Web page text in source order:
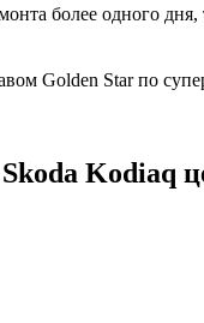
более одного
Golden Star по
Kodiaq